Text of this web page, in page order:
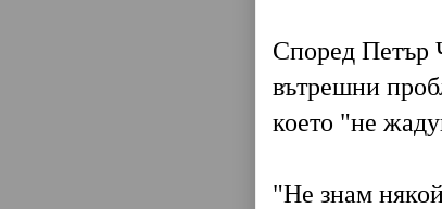
Според Петър
вътрешни
което "не
"Не знам